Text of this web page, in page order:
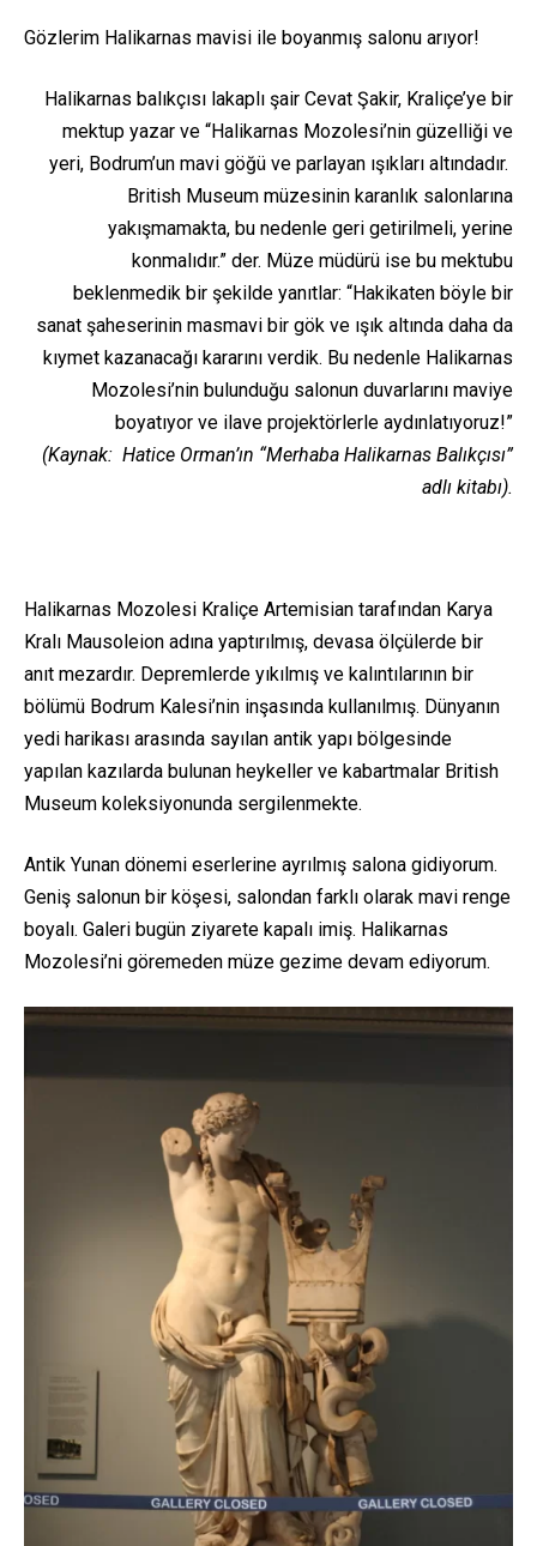
Gözlerim Halikarnas mavisi ile boyanmış salonu arıyor!
Halikarnas balıkçısı lakaplı şair Cevat Şakir, Kraliçe’ye bir
mektup yazar ve “Halikarnas Mozolesi’nin güzelliği ve
yeri, Bodrum’un mavi göğü ve parlayan ışıkları altındadır.
British Museum müzesinin karanlık salonlarına
yakışmamakta, bu nedenle geri getirilmeli, yerine
konmalıdır.” der. Müze müdürü ise bu mektubu
beklenmedik bir şekilde yanıtlar: “Hakikaten böyle bir
sanat şaheserinin masmavi bir gök ve ışık altında daha da
kıymet kazanacağı kararını verdik. Bu nedenle Halikarnas
Mozolesi’nin bulunduğu salonun duvarlarını maviye
boyatıyor ve ilave projektörlerle aydınlatıyoruz!”
(Kaynak: Hatice Orman’ın “Merhaba Halikarnas Balıkçısı”
adlı kitabı).
Halikarnas Mozolesi Kraliçe Artemisian tarafından Karya
Kralı Mausoleion adına yaptırılmış, devasa ölçülerde bir
anıt mezardır. Depremlerde yıkılmış ve kalıntılarının bir
bölümü Bodrum Kalesi’nin inşasında kullanılmış. Dünyanın
yedi harikası arasında sayılan antik yapı bölgesinde
yapılan kazılarda bulunan heykeller ve kabartmalar British
Museum koleksiyonunda sergilenmekte.
Antik Yunan dönemi eserlerine ayrılmış salona gidiyorum.
Geniş salonun bir köşesi, salondan farklı olarak mavi renge
boyalı. Galeri bugün ziyarete kapalı imiş. Halikarnas
Mozolesi’ni göremeden müze gezime devam ediyorum.